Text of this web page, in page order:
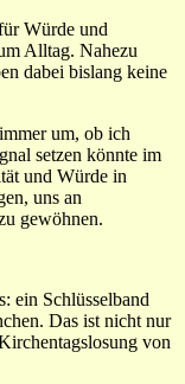
Würde und
Alltag. Nahezu
dabei bislang keine
um, ob ich
setzen könnte im
und Würde in
uns an
gewöhnen.
ein Schlüsselband
Das ist nicht nur
von